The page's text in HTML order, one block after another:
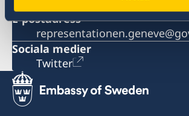
E-postadress
Sociala medier
Twitter